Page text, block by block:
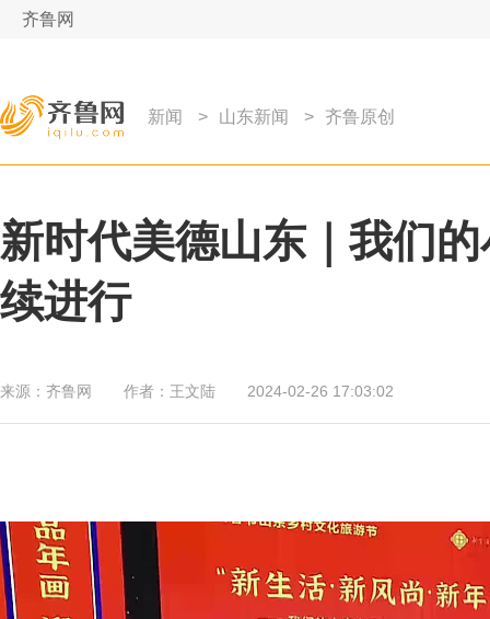
齐鲁网
新闻 > 山东新闻 > 齐鲁原创
新时代美德山东｜我们
续进行
来源： 齐鲁网 作者： 王文陆 2024-02-26 17:03:02